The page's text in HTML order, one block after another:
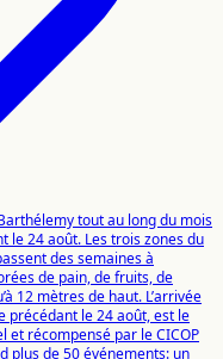
tout au long du mois
le 24 août. Les trois zones du
des semaines à
de pain, de fruits, de
12 mètres de haut. L’arrivée
précédant le 24 août, est le
et récompensé par le CICOP
plus de 50 événements: un